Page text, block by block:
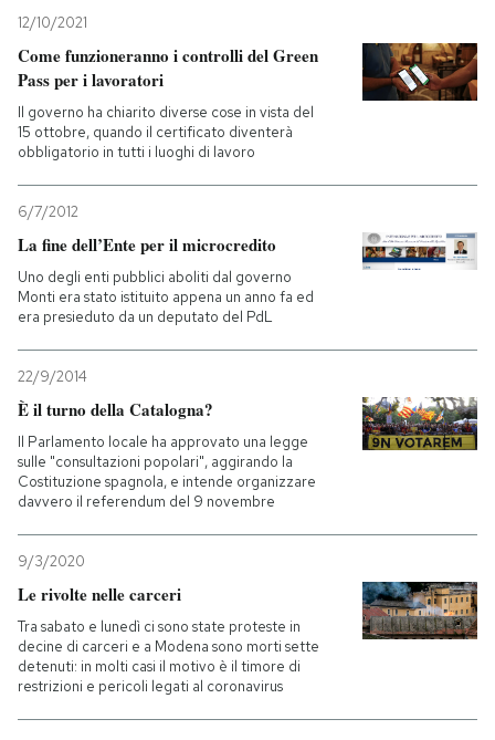
12/10/2021
Come funzioneranno i controlli del Green
Pass per i lavoratori
Il governo ha chiarito diverse cose in vista del
15 ottobre, quando il certificato diventerà
obbligatorio in tutti i luoghi di lavoro
6/7/2012
La fine dell’Ente per il microcredito
Uno degli enti pubblici aboliti dal governo
Monti era stato istituito appena un anno fa ed
era presieduto da un deputato del PdL
22/9/2014
È il turno della Catalogna?
Il Parlamento locale ha approvato una legge
sulle "consultazioni popolari", aggirando la
Costituzione spagnola, e intende organizzare
davvero il referendum del 9 novembre
9/3/2020
Le rivolte nelle carceri
Tra sabato e lunedì ci sono state proteste in
decine di carceri e a Modena sono morti sette
detenuti: in molti casi il motivo è il timore di
restrizioni e pericoli legati al coronavirus